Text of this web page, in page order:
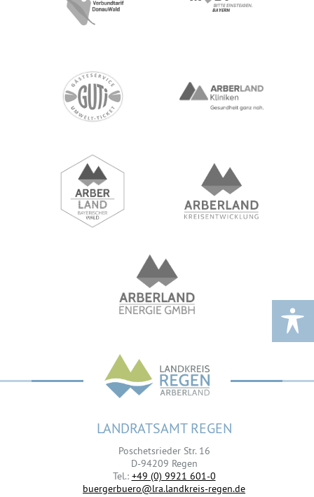
LANDRATSAMT REGEN
Poschetsrieder Str. 16
D-94209 Regen
Tel.: +49 (0) 9921 601-0
buergerbuero@lra.landkreis-regen.de